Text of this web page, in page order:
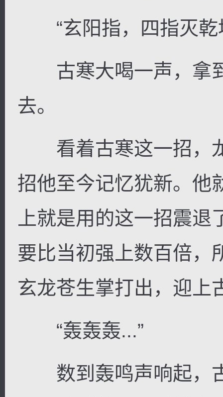
“玄阳指，四指灭乾
古寒大喝一声，拿
去。
看着古寒这一招，
招他至今记忆犹新。他
上就是用的这一招震
要比当初强上数百倍，
玄龙苍生掌打出，迎上
“轰轰轰...”
数到轰鸣声响起，